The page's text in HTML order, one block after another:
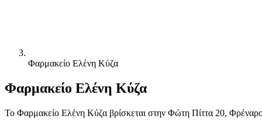
Φαρμακείο Ελένη Κύζα
Φαρμακείο Ελένη Κύζα
Το Φαρμακείο Ελένη Κύζα βρίσκεται στην Φώτη Πίττα 20,